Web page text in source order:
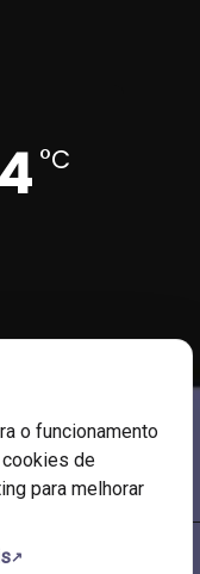
°C
o funcionamento
de
para melhorar